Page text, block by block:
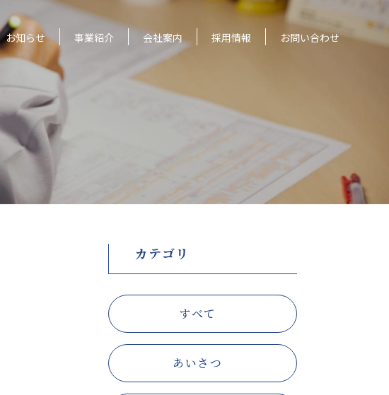
お知らせ 事業紹介 会社案内 採用情報 お問い合わせ
カテゴリ
すべて
あいさつ